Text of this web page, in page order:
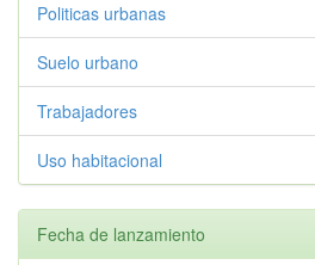
Politicas urbanas
Suelo urbano
Trabajadores
Uso habitacional
Fecha de lanzamiento